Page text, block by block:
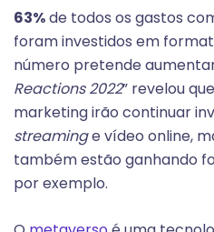
63%de todos os gastos
foram investidos em
número pretende
Reactions 2022” revelou
marketing irão continuar
streaminge vídeo online,
também estão ganhando
por exemplo.